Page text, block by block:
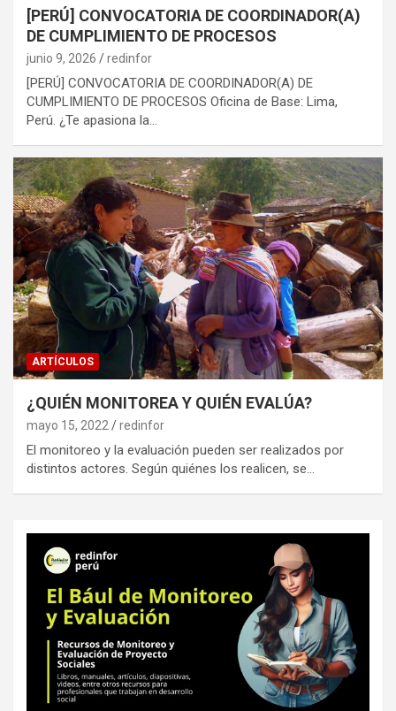
[PERÚ] CONVOCATORIA DE COORDINADOR(A)
DE CUMPLIMIENTO DE PROCESOS
junio 9, 2026 redinfor
[PERÚ] CONVOCATORIA DE COORDINADOR(A) DE
CUMPLIMIENTO DE PROCESOS Oficina de Base: Lima,
Perú. ¿Te apasiona la…
ARTÍCULOS
¿QUIÉN MONITOREA Y QUIÉN EVALÚA?
mayo 15, 2022 redinfor
El monitoreo y la evaluación pueden ser realizados por
distintos actores. Según quiénes los realicen, se…